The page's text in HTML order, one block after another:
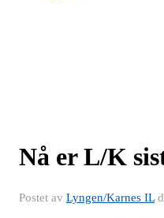
Nå er L/K
Postet av Lyngen/Karnes IL